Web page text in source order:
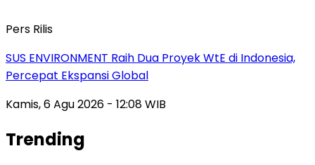
Pers Rilis
SUS ENVIRONMENT Raih Dua Proyek WtE di Indonesia,
Percepat Ekspansi Global
Kamis, 6 Agu 2026 - 12:08 WIB
Trending